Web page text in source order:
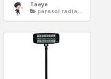
Taeye
parasol radiateur chauffant